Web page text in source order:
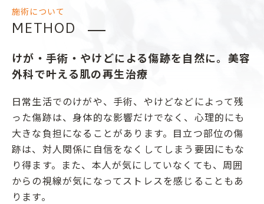
施術について
METHOD
けが・手術・やけどによる傷跡を自然に。美容
外科で叶える肌の再生治療
日常生活でのけがや、手術、やけどなどによって残
った傷跡は、身体的な影響だけでなく、心理的にも
大きな負担になることがあります。目立つ部位の傷
跡は、対人関係に自信をなくしてしまう要因にもな
り得ます。また、本人が気にしていなくても、周囲
からの視線が気になってストレスを感じることもあ
ります。